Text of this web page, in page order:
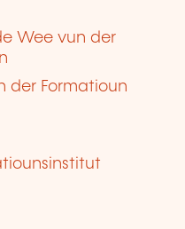
Wee vun der
der Formatioun